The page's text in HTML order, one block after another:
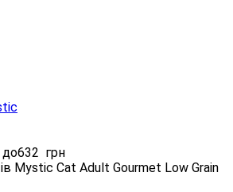
до632 грн
Mystic Cat Adult Gourmet Low Grain